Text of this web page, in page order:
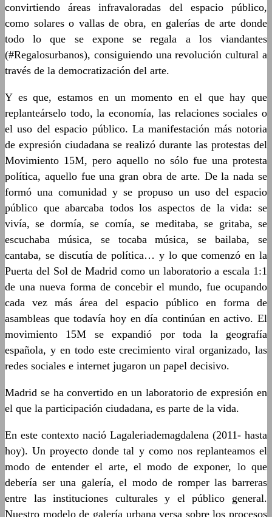
convirtiendo áreas infravaloradas del espacio público,
como solares o vallas de obra, en galerías de arte donde
todo lo que se expone se regala a los viandantes
(#Regalosurbanos), consiguiendo una revolución cultural a
través de la democratización del arte.
Y es que, estamos en un momento en el que hay que
replanteárselo todo, la economía, las relaciones sociales o
el uso del espacio público. La manifestación más notoria
de expresión ciudadana se realizó durante las protestas del
Movimiento 15M, pero aquello no sólo fue una protesta
política, aquello fue una gran obra de arte. De la nada se
formó una comunidad y se propuso un uso del espacio
público que abarcaba todos los aspectos de la vida: se
vivía, se dormía, se comía, se meditaba, se gritaba, se
escuchaba música, se tocaba música, se bailaba, se
cantaba, se discutía de política… y lo que comenzó en la
Puerta del Sol de Madrid como un laboratorio a escala 1:1
de una nueva forma de concebir el mundo, fue ocupando
cada vez más área del espacio público en forma de
asambleas que todavía hoy en día continúan en activo. El
movimiento 15M se expandió por toda la geografía
española, y en todo este crecimiento viral organizado, las
redes sociales e internet jugaron un papel decisivo.
Madrid se ha convertido en un laboratorio de expresión en
el que la participación ciudadana, es parte de la vida.
En este contexto nació Lagaleriademagdalena (2011- hasta
hoy). Un proyecto donde tal y como nos replanteamos el
modo de entender el arte, el modo de exponer, lo que
debería ser una galería, el modo de romper las barreras
entre las instituciones culturales y el público general.
Nuestro modelo de galería urbana versa sobre los procesos